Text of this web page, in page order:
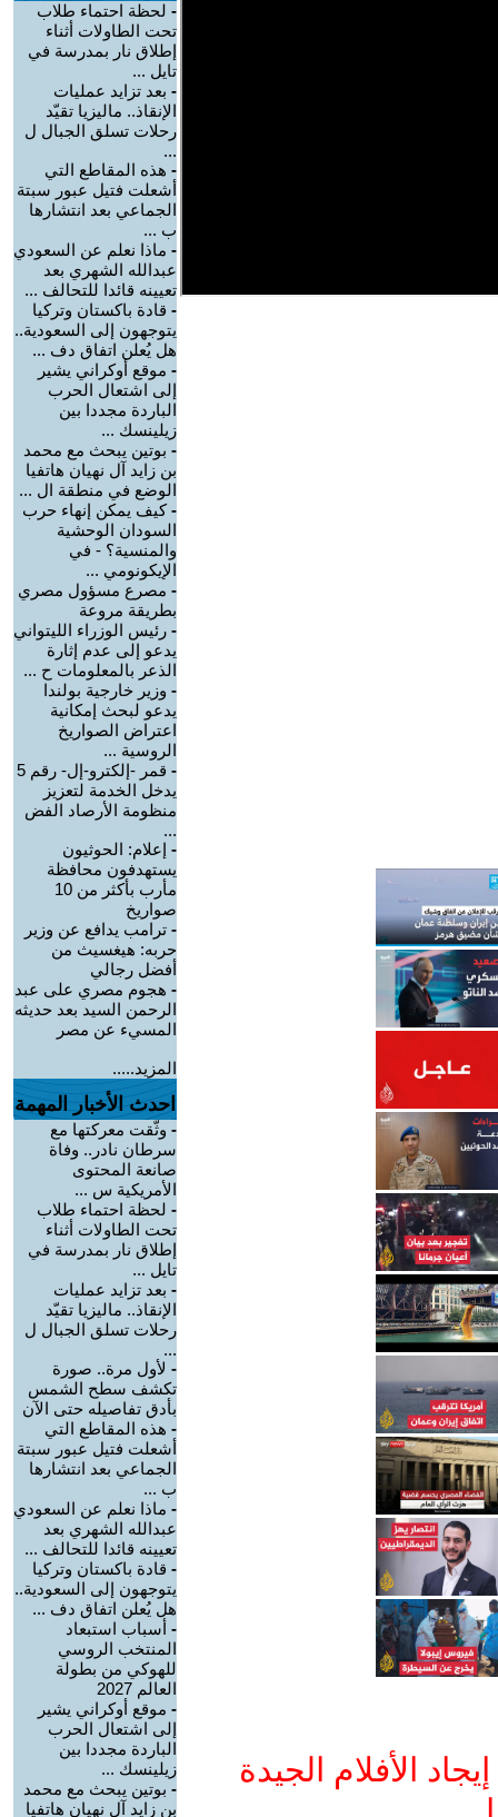
الأفلام الجيدة
- لحظة احتماء طلاب
تحت الطاولات أثناء
إطلاق نار بمدرسة في
تايل ...
- بعد تزايد عمليات
الإنقاذ.. ماليزيا تقيّد
رحلات تسلق الجبال ل
...
- هذه المقاطع التي
أشعلت فتيل عبور سبتة
الجماعي بعد انتشارها
ب ...
- ماذا نعلم عن السعودي
عبدالله الشهري بعد
تعيينه قائدا للتحالف ...
- قادة باكستان وتركيا
يتوجهون إلى السعودية..
هل يُعلن اتفاق دف ...
- موقع أوكراني يشير
إلى اشتعال الحرب
الباردة مجددا بين
زيلينسك ...
- بوتين يبحث مع محمد
بن زايد آل نهيان هاتفيا
الوضع في منطقة ال ...
-كيف يمكن إنهاء حرب
السودان الوحشية
والمنسية؟ - في
الإيكونومي ...
- مصرع مسؤول مصري
بطريقة مروعة
- رئيس الوزراء الليتواني
يدعو إلى عدم إثارة
الذعر بالمعلومات ح ...
- وزير خارجية بولندا
يدعو لبحث إمكانية
اعتراض الصواريخ
الروسية ...
-
قمر -إلكترو-إل- رقم 5
يدخل الخدمة لتعزيز
منظومة الأرصاد الفض
...
- إعلام: الحوثيون
يستهدفون محافظة
مأرب بأكثر من 10
صواريخ
- ترامب يدافع عن وزير
حربه: هيغسيث من
أفضل رجالي
- هجوم مصري على عبد
الرحمن السيد بعد حديثه
المسيء عن مصر
المزيد.....
احدث الأخبار المهمة
- وثّقت معركتها مع
سرطان نادر.. وفاة
صانعة المحتوى
الأمريكية س ...
- لحظة احتماء طلاب
تحت الطاولات أثناء
إطلاق نار بمدرسة في
تايل ...
- بعد تزايد عمليات
الإنقاذ.. ماليزيا تقيّد
رحلات تسلق الجبال ل
...
- لأول مرة.. صورة
تكشف سطح الشمس
بأدق تفاصيله حتى الآن
- هذه المقاطع التي
أشعلت فتيل عبور سبتة
الجماعي بعد انتشارها
ب ...
- ماذا نعلم عن السعودي
عبدالله الشهري بعد
تعيينه قائدا للتحالف ...
- قادة باكستان وتركيا
يتوجهون إلى السعودية..
هل يُعلن اتفاق دف ...
- أسباب استبعاد
المنتخب الروسي
للهوكي من بطولة
العالم 2027
- موقع أوكراني يشير
إلى اشتعال الحرب
الباردة مجددا بين
زيلينسك ...
- بوتين يبحث مع محمد
بن زايد آل نهيان هاتفيا